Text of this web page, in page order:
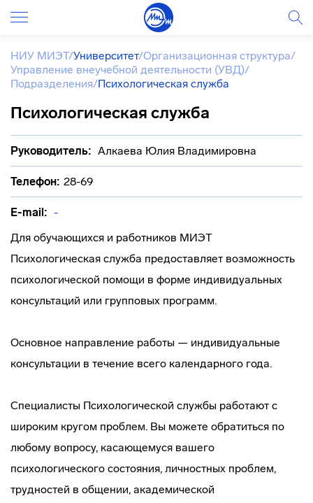
НИУ МИЭТ/Университет/Организационная структура/
Управление внеучебной деятельности (УВД)/
Подразделения/Психологическая служба
Психологическая служба
Руководитель: Алкаева Юлия Владимировна
Телефон: 28-69
E-mail: -
Для обучающихся и работников МИЭТ
Психологическая служба предоставляет возможность
психологической помощи в форме индивидуальных
консультаций или групповых программ.
Основное направление работы — индивидуальные
консультации в течение всего календарного года.
Специалисты Психологической службы работают с
широким кругом проблем. Вы можете обратиться по
любому вопросу, касающемуся вашего
психологического состояния, личностных проблем,
трудностей в общении, академической